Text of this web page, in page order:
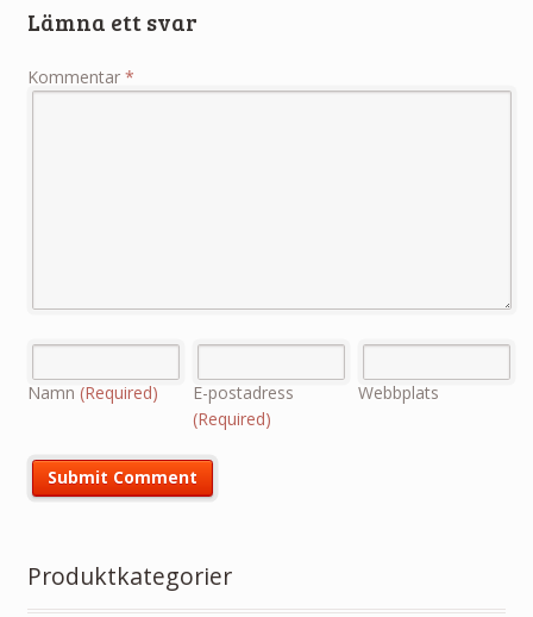
Lämna ett svar
Kommentar *
Namn (Required)
E-postadress
(Required)
Webbplats
Produktkategorier